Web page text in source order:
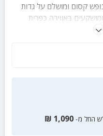
קסום ומושלם על גדות
באווירה כפרית
עם נוף מדהים,
החל מ- 1,090
₪